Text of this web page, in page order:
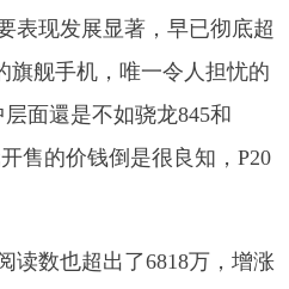
表现发展显著，早已彻底超
旗舰手机，唯一令人担忧的
面還是不如骁龙845和
售的价钱倒是很良知，P20
读数也超出了6818万，增涨